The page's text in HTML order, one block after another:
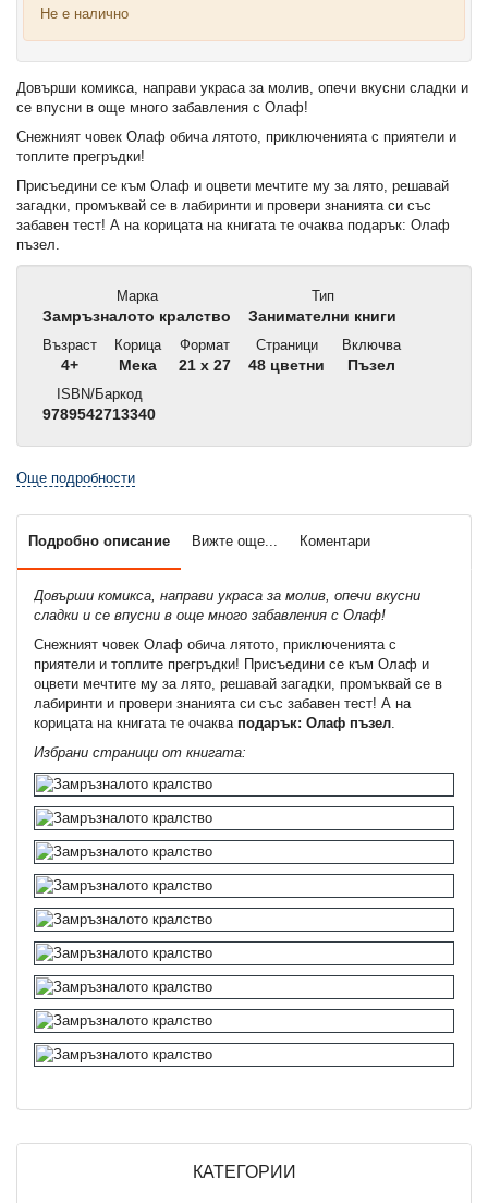
Не е налично
Довърши комикса, направи украса за молив, опечи вкусни сладки и
се впусни в още много забавления с Олаф!
Снежният човек Олаф обича лятото, приключенията с приятели и
топлите прегръдки!
Присъедини се към Олаф и оцвети мечтите му за лято, решавай
загадки, промъквай се в лабиринти и провери знанията си със
забавен тест! А на корицата на книгата те очаква подарък: Олаф
пъзел.
Марка
Замръзналото кралство
Тип
Занимателни книги
Възраст
4+
Корица
Мека
Формат
21 x 27
Страници
48 цветни
Включва
Пъзел
ISBN/Баркод
9789542713340
Още подробности
Подробно описание Вижте още... Коментари
Довърши комикса, направи украса за молив, опечи вкусни
сладки и се впусни в още много забавления с Олаф!
Снежният човек Олаф обича лятото, приключенията с
приятели и топлите прегръдки! Присъедини се към Олаф и
оцвети мечтите му за лято, решавай загадки, промъквай се в
лабиринти и провери знанията си със забавен тест! А на
корицата на книгата те очаква подарък: Олаф пъзел.
Избрани страници от книгата:
КАТЕГОРИИ